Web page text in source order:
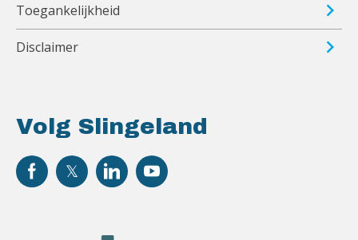
Volg Slingeland
Toegankelijkheid
Disclaimer